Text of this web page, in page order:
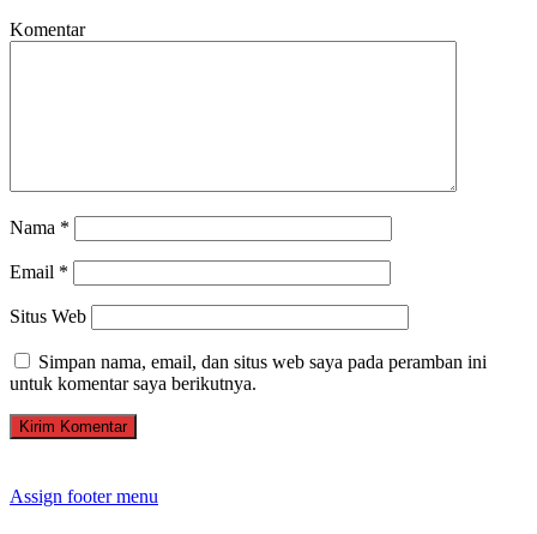
Komentar
Nama *
Email *
Situs Web
Simpan nama, email, dan situs web saya pada peramban ini
untuk komentar saya berikutnya.
Assign footer menu